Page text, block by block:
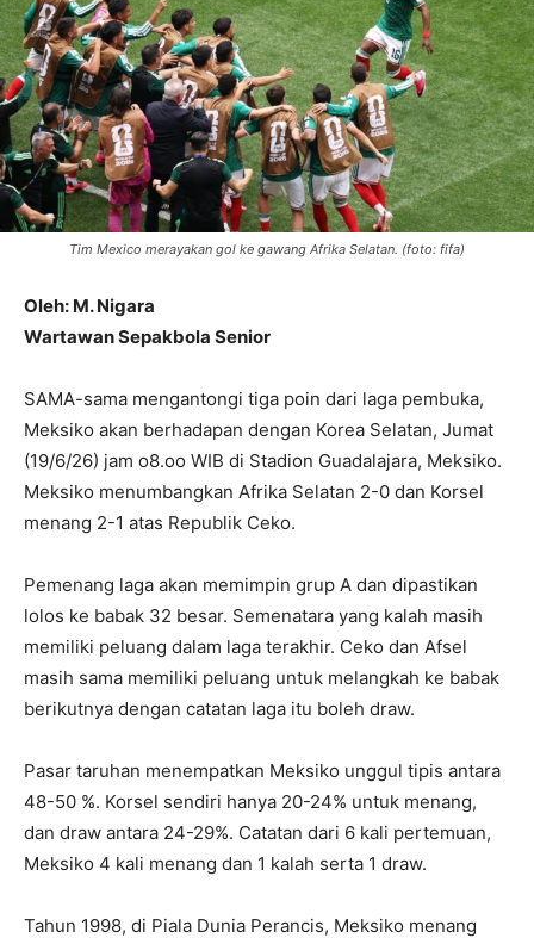
Tim Mexico merayakan gol ke gawang Afrika Selatan. (foto: fifa)
Oleh: M. Nigara
Wartawan Sepakbola Senior
SAMA-sama mengantongi tiga poin dari laga pembuka,
Meksiko akan berhadapan dengan Korea Selatan, Jumat
(19/6/26) jam o8.oo WIB di Stadion Guadalajara, Meksiko.
Meksiko menumbangkan Afrika Selatan 2-0 dan Korsel
menang 2-1 atas Republik Ceko.
Pemenang laga akan memimpin grup A dan dipastikan
lolos ke babak 32 besar. Semenatara yang kalah masih
memiliki peluang dalam laga terakhir. Ceko dan Afsel
masih sama memiliki peluang untuk melangkah ke babak
berikutnya dengan catatan laga itu boleh draw.
Pasar taruhan menempatkan Meksiko unggul tipis antara
48-50 %. Korsel sendiri hanya 20-24% untuk menang,
dan draw antara 24-29%. Catatan dari 6 kali pertemuan,
Meksiko 4 kali menang dan 1 kalah serta 1 draw.
Tahun 1998, di Piala Dunia Perancis, Meksiko menang